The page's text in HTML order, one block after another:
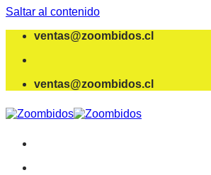
Saltar al contenido
ventas@zoombidos.cl
ventas@zoombidos.cl